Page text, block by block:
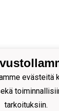
evästeitä
tarkoituksiin.